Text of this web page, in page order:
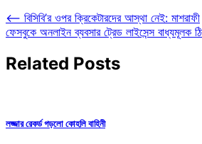
Post
navigation
⟵ বিসিবি’র ওপর ক্রিকেটারদের আস্থা নেই: মাশরাফী
ফেসবুকে অনলাইন ব্যবসার ট্রেড লাইসেন্স বাধ্যমূলক
Related Posts
লজ্জার রেকর্ড গড়লো কোহলি বাহিনী